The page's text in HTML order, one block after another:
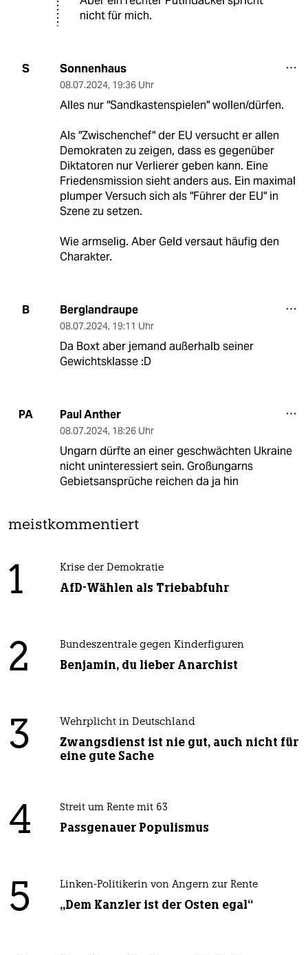
nicht für mich.
S Sonnenhaus
08.07.2024, 19:36 Uhr
Alles nur "Sandkastenspielen" wollen/dürfen.
Als "Zwischenchef" der EU versucht er allen
Demokraten zu zeigen, dass es gegenüber
Diktatoren nur Verlierer geben kann. Eine
Friedensmission sieht anders aus. Ein maximal
plumper Versuch sich als "Führer der EU" in
Szene zu setzen.
Wie armselig. Aber Geld versaut häufig den
Charakter.
B Berglandraupe
08.07.2024, 19:11 Uhr
Da Boxt aber jemand außerhalb seiner
Gewichtsklasse :D
PA Paul Anther
08.07.2024, 18:26 Uhr
Ungarn dürfte an einer geschwächten Ukraine
nicht uninteressiert sein. Großungarns
Gebietsansprüche reichen da ja hin
meistkommentiert
1 Krise der Demokratie
AfD-Wählen als Triebabfuhr
2 Bundeszentrale gegen Kinderfiguren
Benjamin, du lieber Anarchist
3 Wehrplicht in Deutschland
Zwangsdienst ist nie gut, auch nicht für
eine gute Sache
4 Streit um Rente mit 63
Passgenauer Populismus
5 Linken-Politikerin von Angern zur Rente
„Dem Kanzler ist der Osten egal“